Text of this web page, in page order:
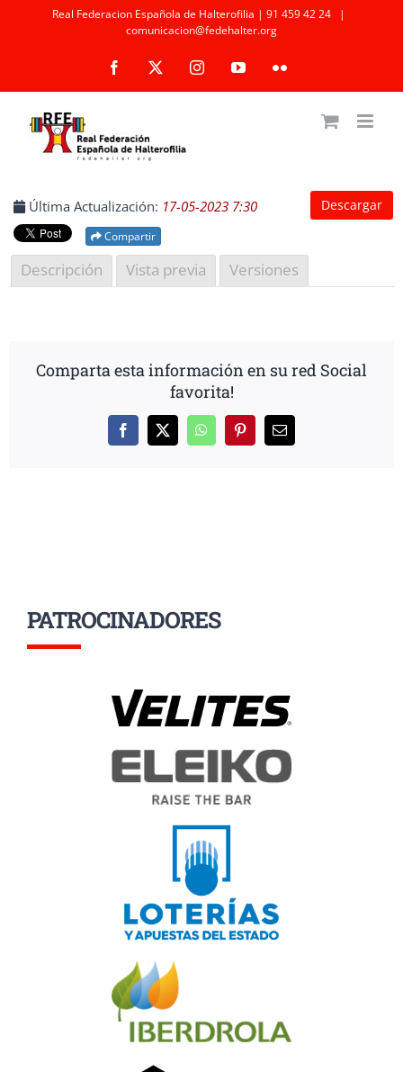
Real Federacion Española de Halterofilia | 91 459 42 24
|
comunicacion@fedehalter.org
Facebook InstagramYouTubeFlickr
Descargar
Última Actualización: 17-05-2023 7:30
Compartir
Descripción Vista previa Versiones
Comparta esta información en su red Social
favorita!
Facebook
X WhatsAppPinterestCorreo
PATROCINADORES